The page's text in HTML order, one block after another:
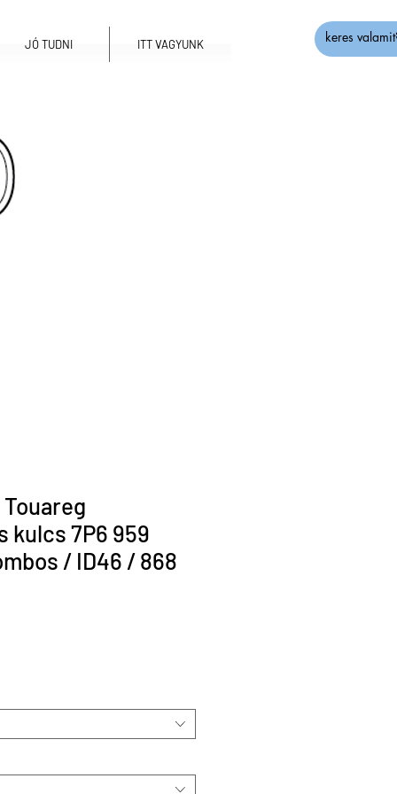
JÓ TUDNI ITT VAGYUNK
kulcs 7P6 959
/ ID46 / 868